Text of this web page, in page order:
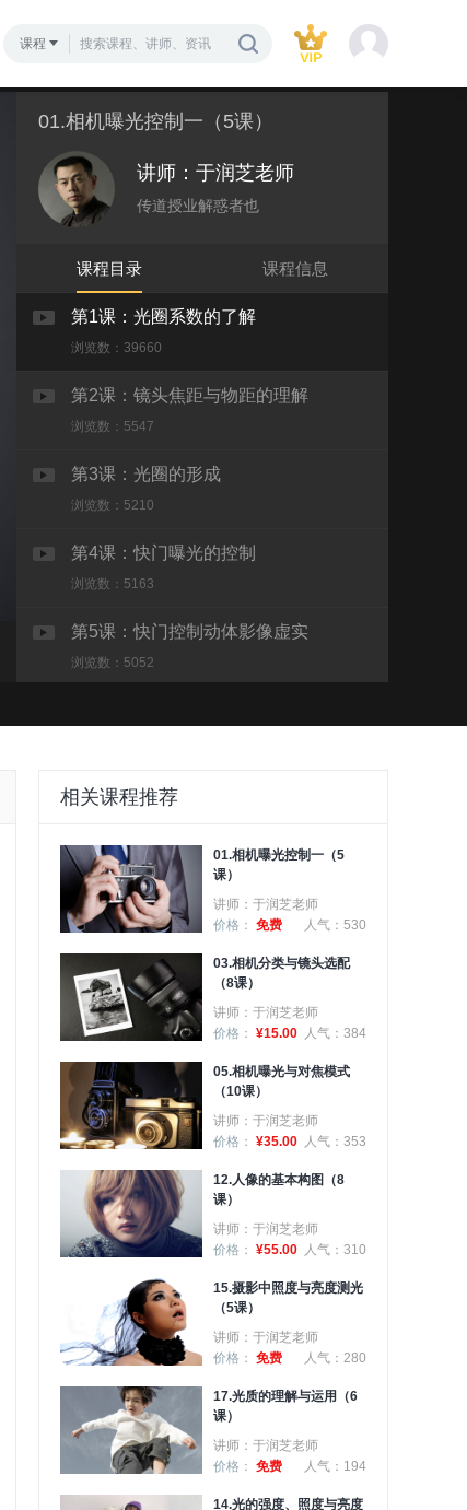
课程
01.相机曝光控制一（5课）
讲师：于润芝老师
传道授业解惑者也
课程目录 课程信息
第1课：光圈系数的了解
浏览数：39660
第2课：镜头焦距与物距的理解
浏览数：5547
第3课：光圈的形成
浏览数：5210
第4课：快门曝光的控制
浏览数：5163
第5课：快门控制动体影像虚实
浏览数：5052
相关课程推荐
01.相机曝光控制一（5
课）
讲师：于润芝老师
价格： 免费 人气：530
03.相机分类与镜头选配
（8课）
讲师：于润芝老师
价格： ¥15.00 人气：384
05.相机曝光与对焦模式
（10课）
讲师：于润芝老师
价格： ¥35.00 人气：353
12.人像的基本构图（8
课）
讲师：于润芝老师
价格： ¥55.00 人气：310
15.摄影中照度与亮度测光
（5课）
讲师：于润芝老师
价格： 免费 人气：280
17.光质的理解与运用（6
课）
讲师：于润芝老师
价格： 免费 人气：194
14.光的强度、照度与亮度